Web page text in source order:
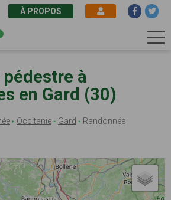
À PROPOS
pédestre à
en Gard (30)
Occitanie Gard
Randonnée